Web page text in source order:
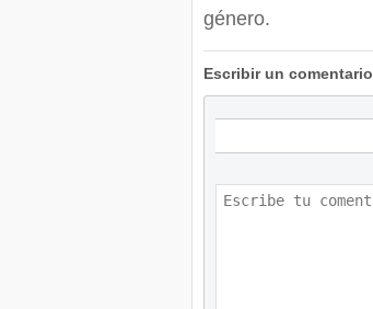
género.
Escribir un comentario